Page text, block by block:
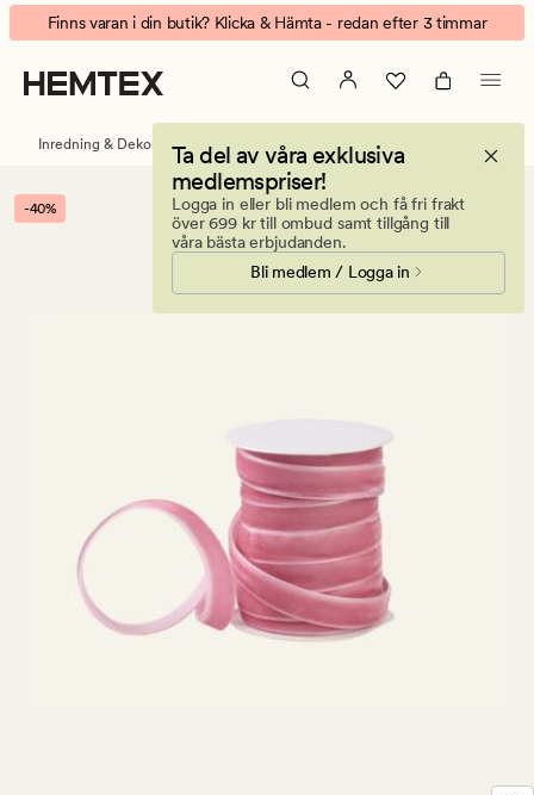
Velvet
band
rosa
Animerad
banner.
Klicka
på
att
pausa.
Finns varan i din butik? Klicka & Hämta - redan efter 3 timmar
Ta del av våra exklusiva
medlemspriser!
Logga in eller bli medlem och få fri frakt
över 699 kr till ombud samt tillgång till
våra bästa erbjudanden.
Bli medlem / Logga in
Inredning & Dekorationer Present och festtillbehör
-40%